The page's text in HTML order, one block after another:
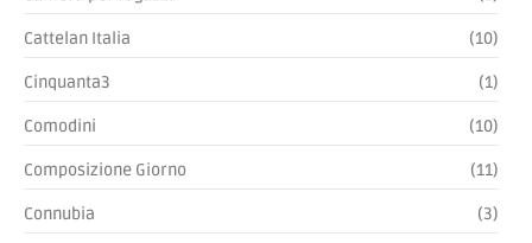
Cattelan Italia (10)
Cinquanta3 (1)
Comodini (10)
Composizione Giorno (11)
Connubia (3)